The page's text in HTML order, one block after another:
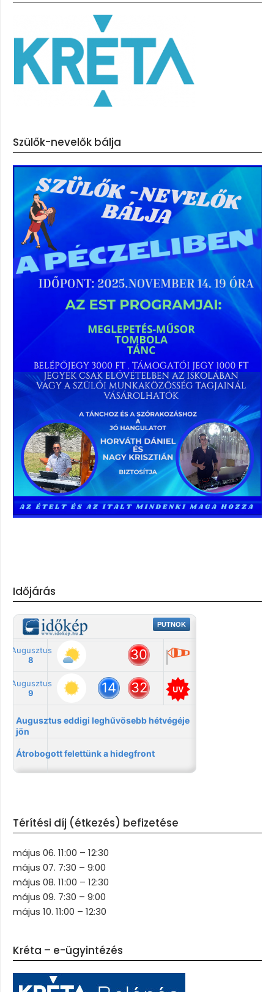
Szülők-nevelők bálja
Időjárás
Térítési díj (étkezés) befizetése
május 06. 11:00 – 12:30
május 07. 7:30 – 9:00
május 08. 11:00 – 12:30
május 09. 7:30 – 9:00
május 10. 11:00 – 12:30
Kréta – e-ügyintézés